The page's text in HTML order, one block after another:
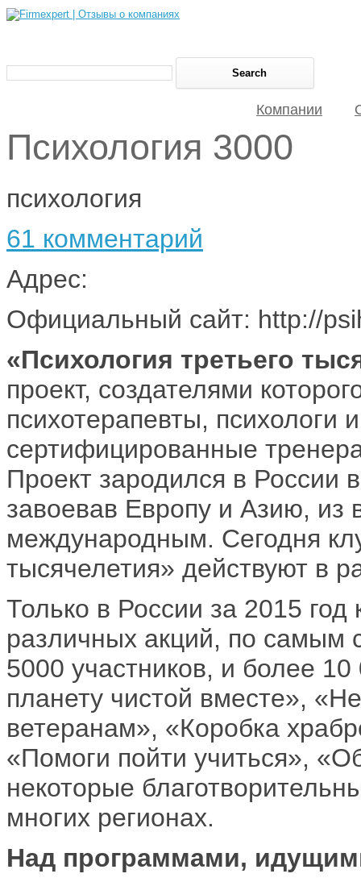
Компании
Психология 3000
психология
61 комментарий
Адрес:
Официальный сайт: http://
«Психология третьего
проект, создателями
психотерапевты,
сертифицированные
Проект зародился в России
завоевав Европу и Азию, из
международным. Сегодня
тысячелетия» действуют в
Только в России за 2015
различных акций, по самым
5000 участников, и более
планету чистой вместе»,
ветеранам», «Коробка
«Помоги пойти учиться»,
некоторые
многих регионах.
Над программами,